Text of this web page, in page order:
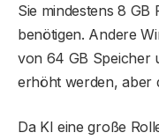
Sie mindestens 8
benötigen. Andere
von 64 GB Speicher
erhöht werden, aber
Da KI eine große